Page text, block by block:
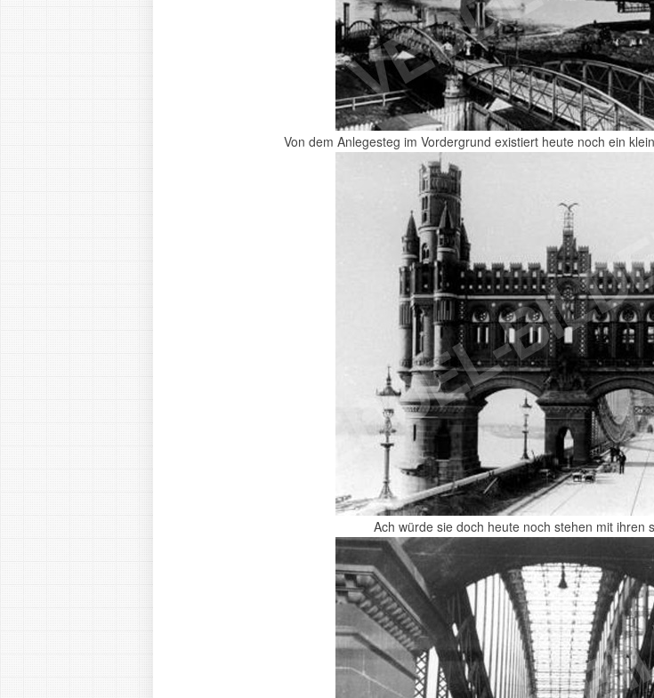
Von dem Anlegesteg im Vordergrund existiert heute noch ein
Ach würde sie doch heute noch stehen mit ihren